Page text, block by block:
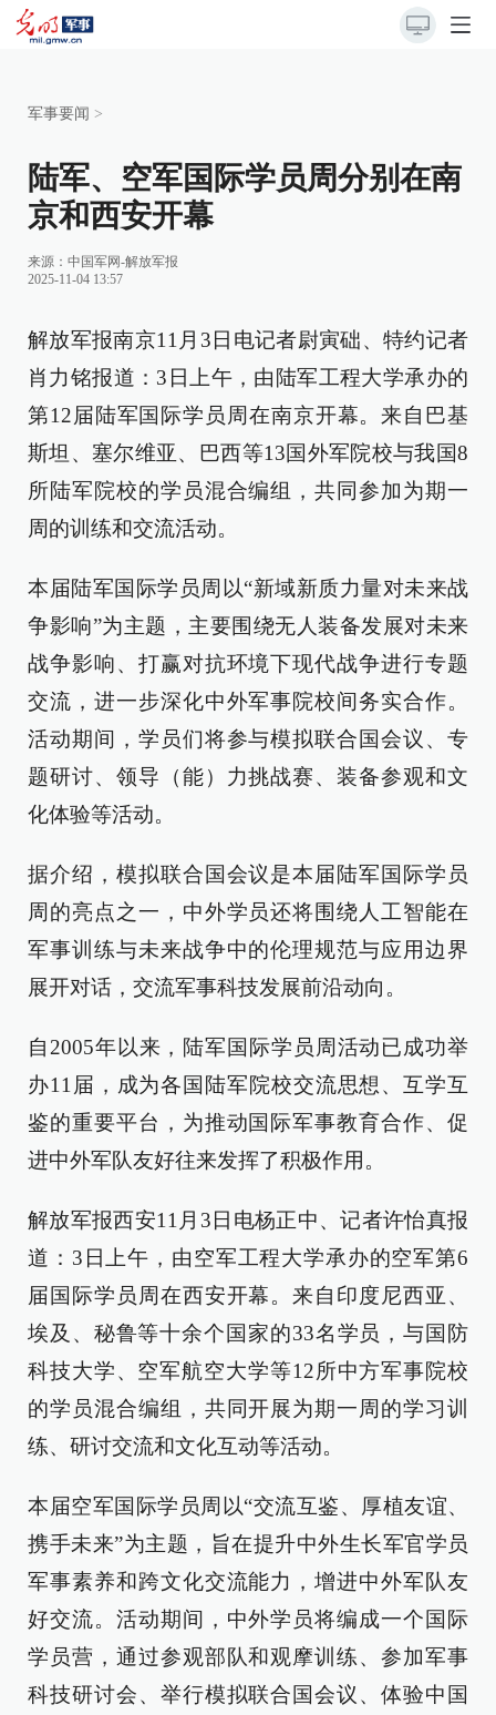
军事要闻 >
陆军、空军国际学员周分别在南
京和西安开幕
来源： 中国军网-解放军报
2025-11-04 13:57
解放军报南京11月3日电记者尉寅础、特约记者
肖力铭报道：3日上午，由陆军工程大学承办的
第12届陆军国际学员周在南京开幕。来自巴基
斯坦、塞尔维亚、巴西等13国外军院校与我国8
所陆军院校的学员混合编组，共同参加为期一
周的训练和交流活动。
本届陆军国际学员周以“新域新质力量对未来战
争影响”为主题，主要围绕无人装备发展对未来
战争影响、打赢对抗环境下现代战争进行专题
交流，进一步深化中外军事院校间务实合作。
活动期间，学员们将参与模拟联合国会议、专
题研讨、领导（能）力挑战赛、装备参观和文
化体验等活动。
据介绍，模拟联合国会议是本届陆军国际学员
周的亮点之一，中外学员还将围绕人工智能在
军事训练与未来战争中的伦理规范与应用边界
展开对话，交流军事科技发展前沿动向。
自2005年以来，陆军国际学员周活动已成功举
办11届，成为各国陆军院校交流思想、互学互
鉴的重要平台，为推动国际军事教育合作、促
进中外军队友好往来发挥了积极作用。
解放军报西安11月3日电杨正中、记者许怡真报
道：3日上午，由空军工程大学承办的空军第6
届国际学员周在西安开幕。来自印度尼西亚、
埃及、秘鲁等十余个国家的33名学员，与国防
科技大学、空军航空大学等12所中方军事院校
的学员混合编组，共同开展为期一周的学习训
练、研讨交流和文化互动等活动。
本届空军国际学员周以“交流互鉴、厚植友谊、
携手未来”为主题，旨在提升中外生长军官学员
军事素养和跨文化交流能力，增进中外军队友
好交流。活动期间，中外学员将编成一个国际
学员营，通过参观部队和观摩训练、参加军事
科技研讨会、举行模拟联合国会议、体验中国